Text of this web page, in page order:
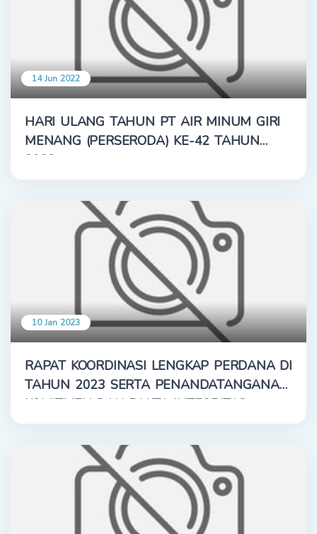
14 Jun 2022
HARI ULANG TAHUN PT AIR MINUM GIRI
MENANG (PERSERODA) KE-42 TAHUN
2022
10 Jan 2023
RAPAT KOORDINASI LENGKAP PERDANA DI
TAHUN 2023 SERTA PENANDATANGANAN
KOMITMEN DAN PAKTA INTEGRITAS